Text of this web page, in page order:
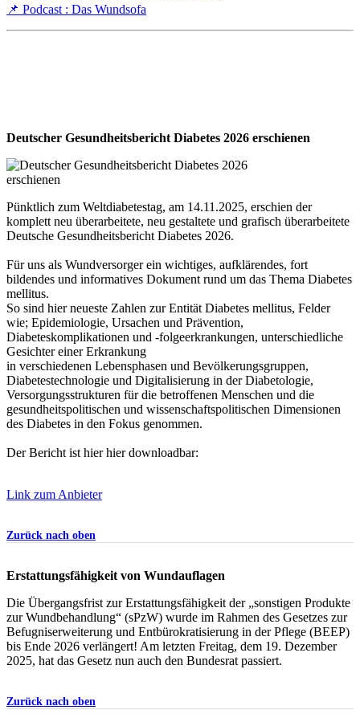
📌 Podcast : Das Wundsofa
Deutscher Gesundheitsbericht Diabetes 2026 erschienen
Pünktlich zum Weltdiabetestag, am 14.11.2025, erschien der
komplett neu überarbeitete, neu gestaltete und grafisch überarbeitete
Deutsche Gesundheitsbericht Diabetes 2026.
Für uns als Wundversorger ein wichtiges, aufklärendes, fort
bildendes und informatives Dokument rund um das Thema Diabetes
mellitus.
So sind hier neueste Zahlen zur Entität Diabetes mellitus, Felder
wie; Epidemiologie, Ursachen und Prävention,
Diabeteskomplikationen und -folgeerkrankungen, unterschiedliche
Gesichter einer Erkrankung
in verschiedenen Lebensphasen und Bevölkerungsgruppen,
Diabetestechnologie und Digitalisierung in der Diabetologie,
Versorgungsstrukturen für die betroffenen Menschen und die
gesundheitspolitischen und wissenschaftspolitischen Dimensionen
des Diabetes in den Fokus genommen.
Der Bericht ist hier hier downloadbar:
Link zum Anbieter
Zurück nach oben
Erstattungsfähigkeit von Wundauflagen
Die Übergangsfrist zur Erstattungsfähigkeit der „sonstigen Produkte
zur Wundbehandlung“ (sPzW) wurde im Rahmen des Gesetzes zur
Befugniserweiterung und Entbürokratisierung in der Pflege (BEEP)
bis Ende 2026 verlängert! Am letzten Freitag, dem 19. Dezember
2025, hat das Gesetz nun auch den Bundesrat passiert.
Zurück nach oben